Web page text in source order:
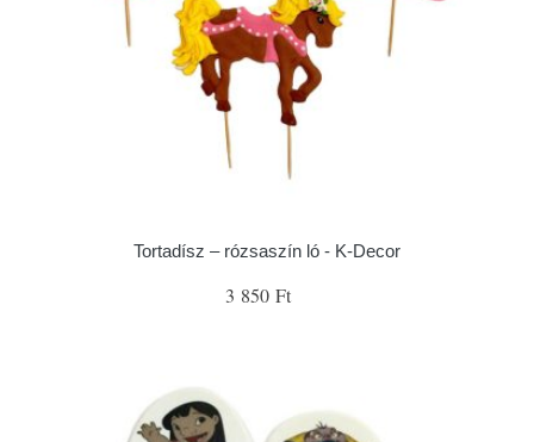
Tortadísz – rózsaszín ló - K-Decor
3 850 Ft